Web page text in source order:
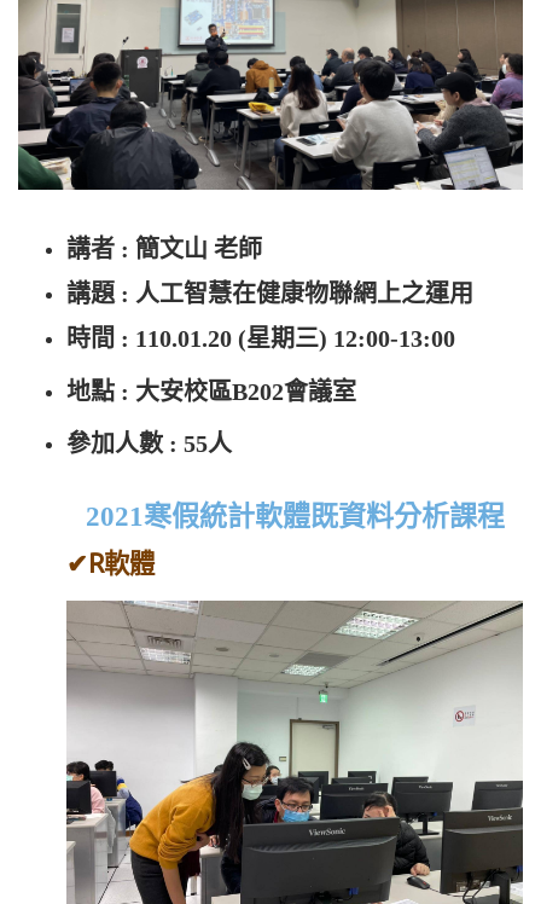
講者 : 簡文山 老師
講題 : 人工智慧在健康物聯網上之運用
時間 : 110.01.20 (星期三) 12:00-13:00
地點 : 大安校區B202會議室
參加人數 : 55人
2021寒假統計軟體既資料分析課程
✔R軟體